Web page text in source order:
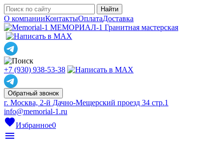
О компанииКонтактыОплатаДоставка
МЕМОРИАЛ-1 Гранитная мастерская
+7 (930) 938-53-38
Обратный звонок
г. Москва, 2-й Дачно-Мещерский проезд 34 стр.1
info@memorial-1.ru
favoriteИзбранное0
menu